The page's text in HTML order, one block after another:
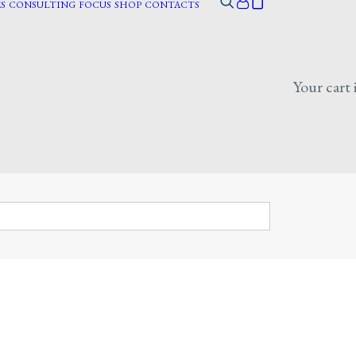
CONSULTING FOCUS SHOP CONTACTS
Your cart